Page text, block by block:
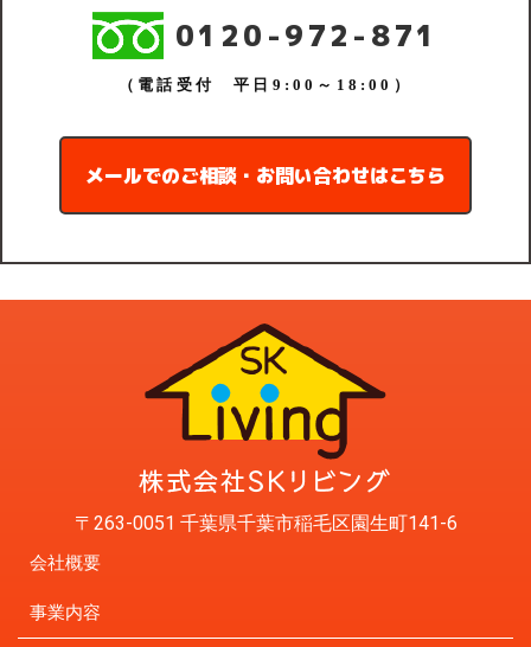
0120-972-871
（電話受付 平日9:00～18:00）
メールでのご相談・お問い合わせはこちら
〒263-0051 千葉県千葉市稲毛区園生町141-6
会社概要
事業内容